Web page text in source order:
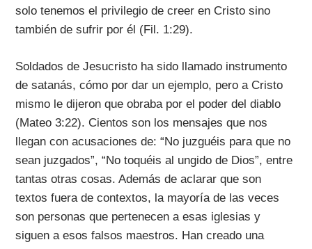
solo tenemos el privilegio de creer en Cristo sino
también de sufrir por él (Fil. 1:29).
Soldados de Jesucristo ha sido llamado instrumento
de satanás, cómo por dar un ejemplo, pero a Cristo
mismo le dijeron que obraba por el poder del diablo
(Mateo 3:22). Cientos son los mensajes que nos
llegan con acusaciones de: “No juzguéis para que no
sean juzgados”, “No toquéis al ungido de Dios”, entre
tantas otras cosas. Además de aclarar que son
textos fuera de contextos, la mayoría de las veces
son personas que pertenecen a esas iglesias y
siguen a esos falsos maestros. Han creado una